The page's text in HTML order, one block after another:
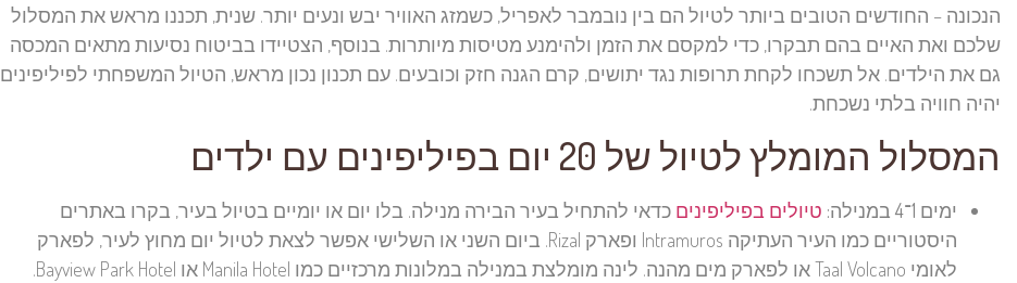
הנכונה – החודשים הטובים ביותר לטיול הם בין נובמבר לאפריל, כשמזג האוויר יבש ונעים יותר. שנית, תכננו מראש את המסלול
שלכם ואת האיים בהם תבקרו, כדי למקסם את הזמן ולהימנע מטיסות מיותרות. בנוסף, הצטיידו בביטוח נסיעות מתאים המכסה
גם את הילדים. אל תשכחו לקחת תרופות נגד יתושים, קרם הגנה חזק וכובעים. עם תכנון נכון מראש, הטיול המשפחתי לפיליפינים
יהיה חוויה בלתי נשכחת.
המסלול המומלץ לטיול של 20 יום בפיליפינים עם ילדים
ימים 1־4 במנילה: טיולים בפיליפינים כדאי להתחיל בעיר הבירה מנילה. בלו יום או יומיים בטיול בעיר, בקרו באתרים
היסטוריים כמו העיר העתיקה Intramuros ופארק Rizal. ביום השני או השלישי אפשר לצאת לטיול יום מחוץ לעיר, לפארק
לאומי Taal Volcano או לפארק מים מהנה. לינה מומלצת במנילה במלונות מרכזיים כמו Manila Hotel או Bayview Park Hotel.